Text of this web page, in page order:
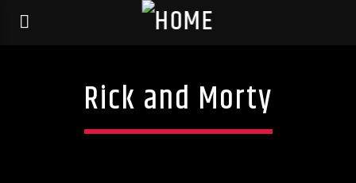
Rick and Morty